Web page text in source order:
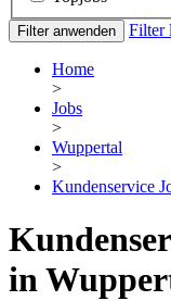
Filter anwenden Filter
Home
>
Jobs
>
Wuppertal
>
Kundenservice
in